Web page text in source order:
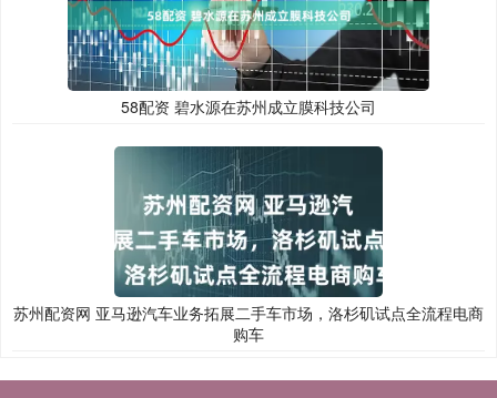
58配资 碧水源在苏州成立膜科技公司
苏州配资网 亚马逊汽车业务拓展二手车市场，洛杉矶试点全流程电商
购车